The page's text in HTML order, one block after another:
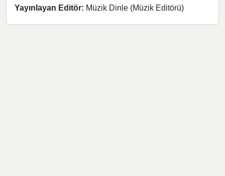
Yayınlayan Editör: Müzik Dinle (Müzik Editörü)